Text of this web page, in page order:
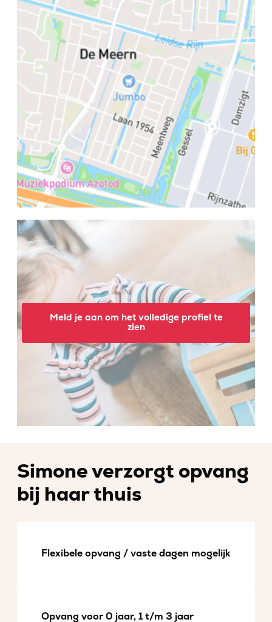
Meld je aan om het volledige profiel te
zien
Simone verzorgt opvang
bij haar thuis
Flexibele opvang / vaste dagen mogelijk
Opvang voor 0 jaar, 1 t/m 3 jaar